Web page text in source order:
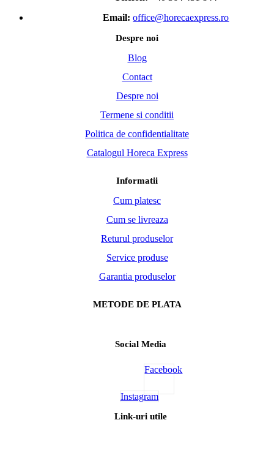
Email: office@horecaexpress.ro
Despre noi
Blog
Contact
Despre noi
Termene si conditii
Politica de confidentialitate
Catalogul Horeca Express
Informatii
Cum platesc
Cum se livreaza
Returul produselor
Service produse
Garantia produselor
METODE DE PLATA
Social Media
Facebook
Instagram
Link-uri utile